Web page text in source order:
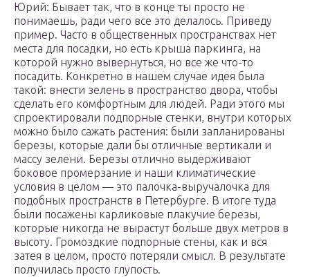
Юрий: Бывает так, что в конце ты просто не
понимаешь, ради чего все это делалось. Приведу
пример. Часто в общественных пространствах нет
места для посадки, но есть крыша паркинга, на
которой нужно вывернуться, но все же что-то
посадить. Конкретно в нашем случае идея была
такой: внести зелень в пространство двора, чтобы
сделать его комфортным для людей. Ради этого мы
спроектировали подпорные стенки, внутри которых
можно было сажать растения: были запланированы
березы, которые дали бы отличные вертикали и
массу зелени. Березы отлично выдерживают
боковое промерзание и наши климатические
условия в целом — это палочка-выручалочка для
подобных пространств в Петербурге. В итоге туда
были посажены карликовые плакучие березы,
которые никогда не вырастут больше двух метров в
высоту. Громоздкие подпорные стены, как и вся
затея в целом, просто потеряли смысл. В результате
получилась просто глупость.